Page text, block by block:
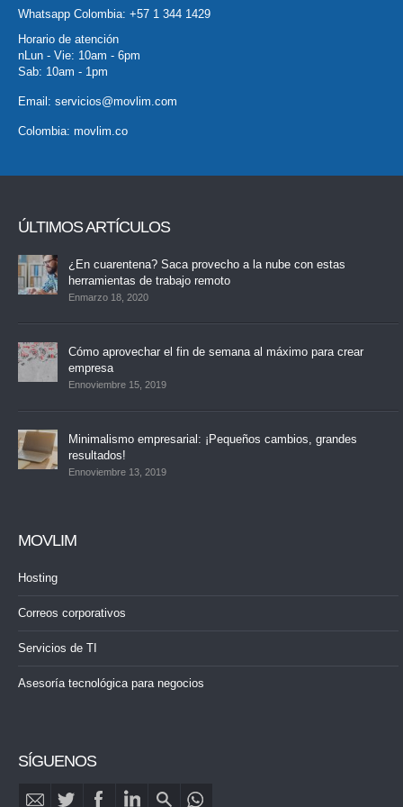
Whatsapp Colombia: +57 1 344 1429
Horario de atención
nLun - Vie: 10am - 6pm
Sab: 10am - 1pm
Email: servicios@movlim.com
Colombia: movlim.co
ÚLTIMOS ARTÍCULOS
¿En cuarentena? Saca provecho a la nube con estas
herramientas de trabajo remoto
Enmarzo 18, 2020
Cómo aprovechar el fin de semana al máximo para crear
empresa
Ennoviembre 15, 2019
Minimalismo empresarial: ¡Pequeños cambios, grandes
resultados!
Ennoviembre 13, 2019
MOVLIM
Hosting
Correos corporativos
Servicios de TI
Asesoría tecnológica para negocios
SÍGUENOS